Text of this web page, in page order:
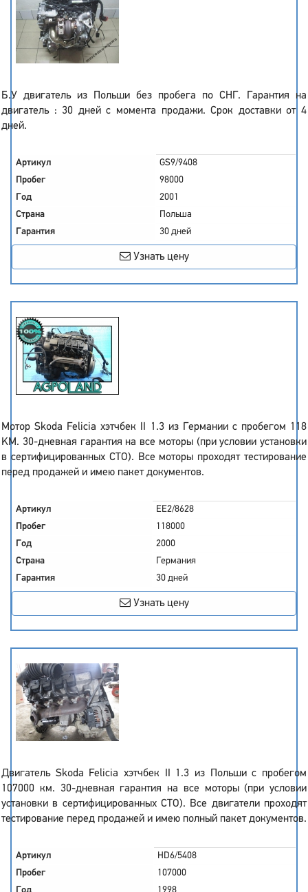
Б.У двигатель из Польши без пробега по СНГ. Гарантия на
двигатель : 30 дней с момента продажи. Срок доставки от 4
дней.
Артикул
GS9/9408
Пробег
98000
Год
2001
Страна
Польша
Гарантия
30 дней
Узнать цену
Мотор Skoda Felicia хэтчбек II 1.3 из Германии с пробегом 118
KM. 30-дневная гарантия на все моторы (при условии установки
в сертифицированных СТО). Все моторы проходят тестирование
перед продажей и имею пакет документов.
Артикул
EE2/8628
Пробег
118000
Год
2000
Страна
Германия
Гарантия
30 дней
Узнать цену
Двигатель Skoda Felicia хэтчбек II 1.3 из Польши с пробегом
107000 км. 30-дневная гарантия на все моторы (при условии
установки в сертифицированных СТО). Все двигатели проходят
тестирование перед продажей и имею полный пакет документов.
Артикул
HD6/5408
Пробег
107000